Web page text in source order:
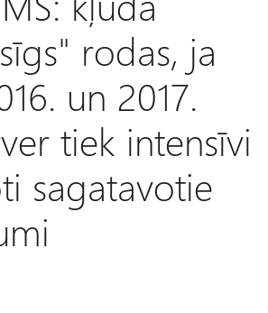
rodas, ja
un 2017.
tiek intensīvi
sagatavotie